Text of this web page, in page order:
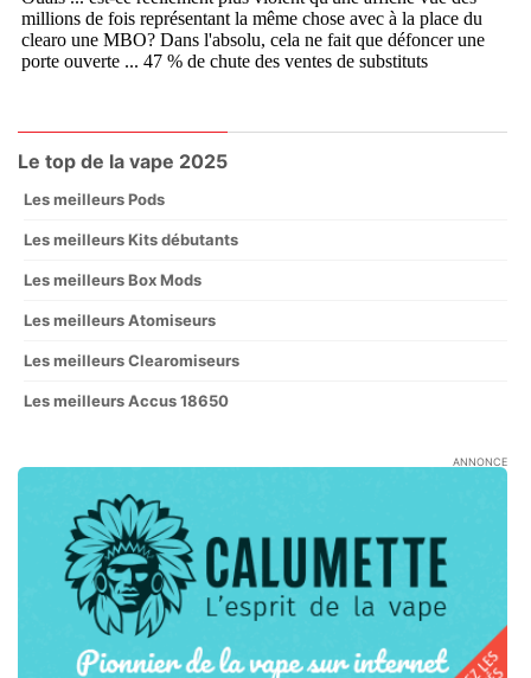
Le top de la vape 2025
Les meilleurs Pods
Les meilleurs Kits débutants
Les meilleurs Box Mods
Les meilleurs Atomiseurs
Les meilleurs Clearomiseurs
Les meilleurs Accus 18650
ANNONCE